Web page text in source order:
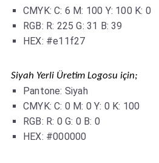
CMYK: C: 6 M: 100 Y: 100 K: 0
RGB: R: 225 G: 31 B: 39
HEX: #e11f27
Siyah Yerli Üretim Logosu için;
Pantone: Siyah
CMYK: C: 0 M: 0 Y: 0 K: 100
RGB: R: 0 G: 0 B: 0
HEX: #000000